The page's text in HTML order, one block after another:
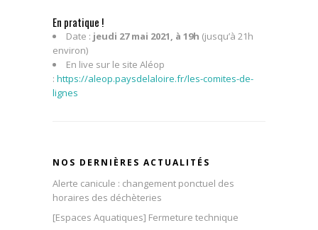
En pratique !
Date : jeudi 27 mai 2021, à 19h (jusqu’à 21h
environ)
En live sur le site Aléop
: https://aleop.paysdelaloire.fr/les-comites-de-
lignes
NOS DERNIÈRES ACTUALITÉS
Alerte canicule : changement ponctuel des
horaires des déchèteries
[Espaces Aquatiques] Fermeture technique